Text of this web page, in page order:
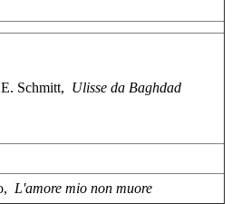
Schmitt, Ulisse da Baghdad
L'amore mio non muore